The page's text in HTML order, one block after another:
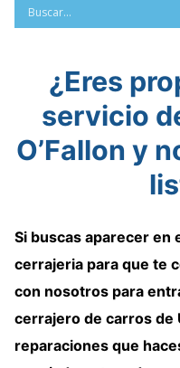
¿Eres
servicio
O’Fallon y
Si buscas aparecer en
cerrajeria para que te
con nosotros para
cerrajero de carros de
reparaciones que